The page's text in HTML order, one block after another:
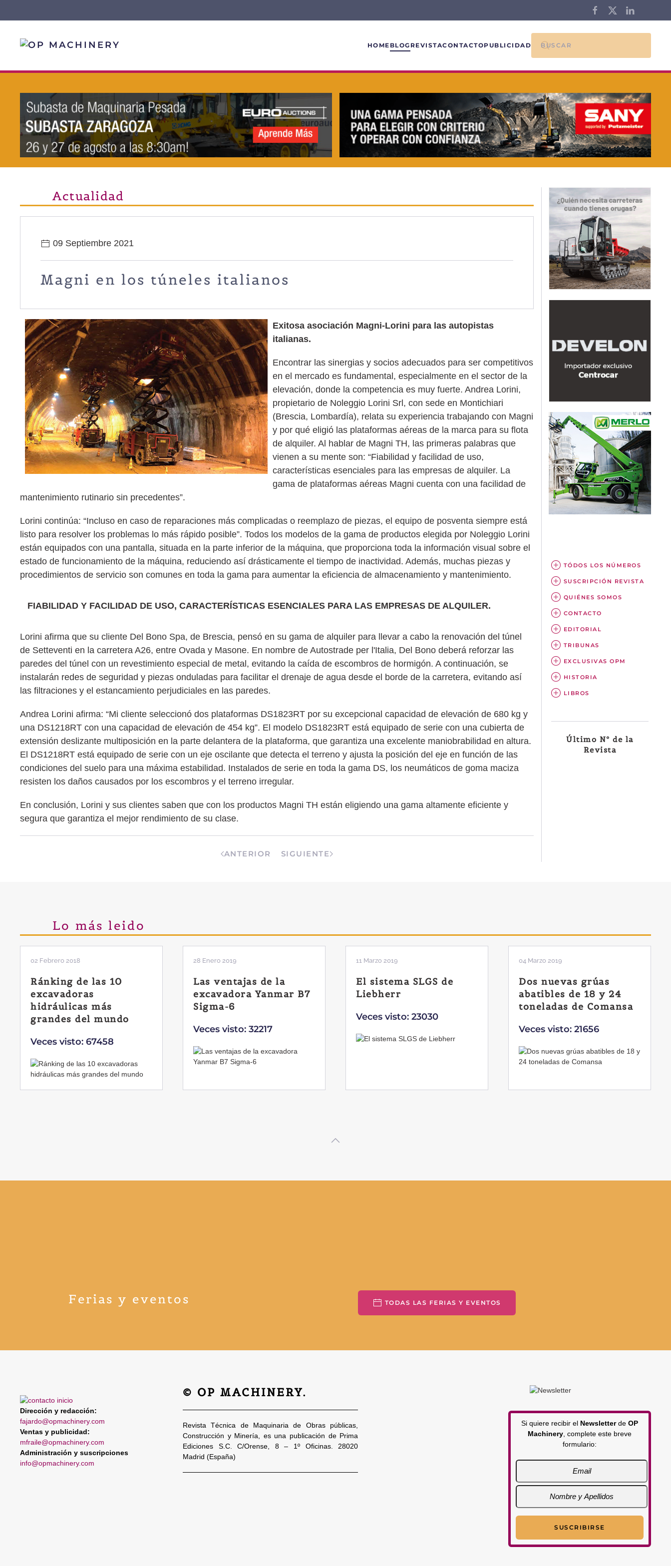
HOME BLOG REVISTACONTACTOPUBLICIDAD
Actualidad
09 Septiembre 2021
Magni en los túneles italianos
Exitosa asociación Magni-Lorini para las autopistas
italianas.
Encontrar las sinergias y socios adecuados para ser competitivos
en el mercado es fundamental, especialmente en el sector de la
elevación, donde la competencia es muy fuerte. Andrea Lorini,
propietario de Noleggio Lorini Srl, con sede en Montichiari
(Brescia, Lombardía), relata su experiencia trabajando con Magni
y por qué eligió las plataformas aéreas de la marca para su flota
de alquiler. Al hablar de Magni TH, las primeras palabras que
vienen a su mente son: “Fiabilidad y facilidad de uso,
características esenciales para las empresas de alquiler. La
gama de plataformas aéreas Magni cuenta con una facilidad de
mantenimiento rutinario sin precedentes”.
Lorini continúa: “Incluso en caso de reparaciones más complicadas o reemplazo de piezas, el equipo de posventa siempre está
listo para resolver los problemas lo más rápido posible”. Todos los modelos de la gama de productos elegida por Noleggio Lorini
están equipados con una pantalla, situada en la parte inferior de la máquina, que proporciona toda la información visual sobre el
estado de funcionamiento de la máquina, reduciendo así drásticamente el tiempo de inactividad. Además, muchas piezas y
procedimientos de servicio son comunes en toda la gama para aumentar la eficiencia de almacenamiento y mantenimiento.
FIABILIDAD Y FACILIDAD DE USO, CARACTERÍSTICAS ESENCIALES PARA LAS EMPRESAS DE ALQUILER.
Lorini afirma que su cliente Del Bono Spa, de Brescia, pensó en su gama de alquiler para llevar a cabo la renovación del túnel
de Setteventi en la carretera A26, entre Ovada y Masone. En nombre de Autostrade per l'Italia, Del Bono deberá reforzar las
paredes del túnel con un revestimiento especial de metal, evitando la caída de escombros de hormigón. A continuación, se
instalarán redes de seguridad y piezas onduladas para facilitar el drenaje de agua desde el borde de la carretera, evitando así
las filtraciones y el estancamiento perjudiciales en las paredes.
Andrea Lorini afirma: “Mi cliente seleccionó dos plataformas DS1823RT por su excepcional capacidad de elevación de 680 kg y
una DS1218RT con una capacidad de elevación de 454 kg”. El modelo DS1823RT está equipado de serie con una cubierta de
extensión deslizante multiposición en la parte delantera de la plataforma, que garantiza una excelente maniobrabilidad en altura.
El DS1218RT está equipado de serie con un eje oscilante que detecta el terreno y ajusta la posición del eje en función de las
condiciones del suelo para una máxima estabilidad. Instalados de serie en toda la gama DS, los neumáticos de goma maciza
resisten los daños causados por los escombros y el terreno irregular.
En conclusión, Lorini y sus clientes saben que con los productos Magni TH están eligiendo una gama altamente eficiente y
segura que garantiza el mejor rendimiento de su clase.
ANTERIOR SIGUIENTE
TÓDOS LOS NÚMEROS
SUSCRIPCIÓN REVISTA
QUIÉNES SOMOS
CONTACTO
EDITORIAL
TRIBUNAS
EXCLUSIVAS OPM
HISTORIA
LIBROS
Último Nº de la
Revista
Lo más leido
02 Febrero 2018
Ránking de las 10
excavadoras
hidráulicas más
grandes del mundo
Veces visto: 67458
28 Enero 2019
Las ventajas de la
excavadora Yanmar B7
Sigma-6
Veces visto: 32217
11 Marzo 2019
El sistema SLGS de
Liebherr
Veces visto: 23030
04 Marzo 2019
Dos nuevas grúas
abatibles de 18 y 24
toneladas de Comansa
Veces visto: 21656
Ferias y eventos TODAS LAS FERIAS Y EVENTOS
Dirección y redacción:
fajardo@opmachinery.com
Ventas y publicidad:
mfraile@opmachinery.com
Administración y suscripciones
info@opmachinery.com
© OP MACHINERY.
Revista Técnica de Maquinaria de Obras públicas,
Construcción y Minería, es una publicación de Prima
Ediciones S.C. C/Orense, 8 – 1º Oficinas. 28020
Madrid (España)
Si quiere recibir el Newsletterde OP
Machinery , complete este breve
formulario: